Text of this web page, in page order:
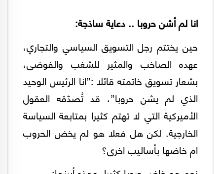
انا لم أشن حروبا .. دعاية ساذجة:
حين يختتم رجل التسويق السياسي والتجاري،
عهده الصاخب والمثير للشغب والفوضى،
بشعار تسويق خاتمته قائلا :”انا الرئيس الوحيد
الذي لم يشن حروبا”، قد تُصدّقه العقول
الأميركية التي لا تهتم كثيرا بمتابعة السياسة
الخارجية. لكن هل فعلا هو لم يخض الحروب
ام خاضها بأساليب اخرى؟